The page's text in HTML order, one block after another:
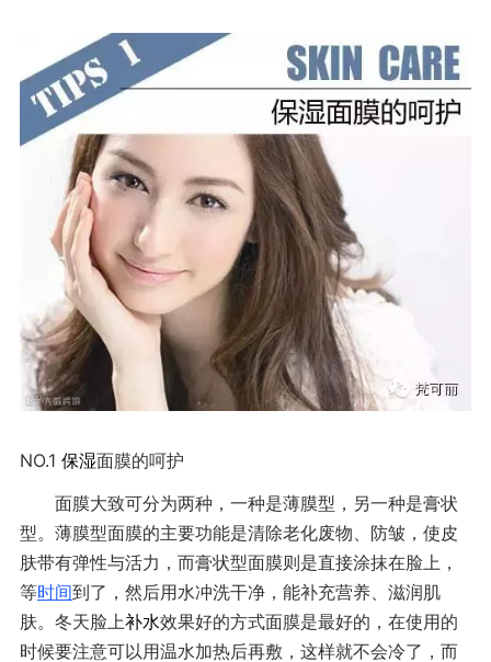
NO.1 保湿面膜的呵护
面膜大致可分为两种，一种是薄膜型，另一种是膏状
型。薄膜型面膜的主要功能是清除老化废物、防皱，使皮
肤带有弹性与活力，而膏状型面膜则是直接涂抹在脸上，
等时间到了，然后用水冲洗干净，能补充营养、滋润肌
肤。冬天脸上补水效果好的方式面膜是最好的，在使用的
时候要注意可以用温水加热后再敷，这样就不会冷了，而